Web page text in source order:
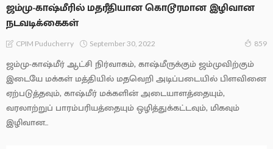
ஜம்மு-காஷ்மீரில் மதரீதியான கொடூரமான இழிவான
நடவடிக்கைகள்
CPIM Puducherry September 30, 2022 859
ஜம்மு-காஷ்மீர் ஆட்சி நிர்வாகம், காஷ்மீருக்கும் ஜம்முவிற்கும்
இடையே மக்கள் மத்தியில் மதவெறி அடிப்படையில் பிளவினை
ஏற்படுத்தவும், காஷ்மீர் மக்களின் அடையாளத்தையும்,
வரலாற்றுப் பாரம்பரியத்தையும் ஒழித்துக்கட்டவும், மிகவும்
இழிவான...